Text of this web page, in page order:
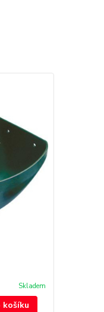
Skladem
košíku